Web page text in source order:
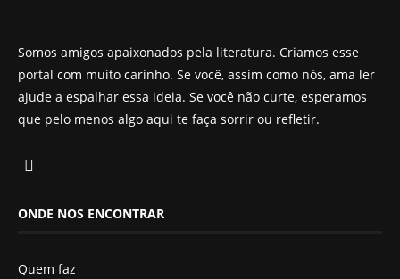
Somos amigos apaixonados pela literatura. Criamos esse
portal com muito carinho. Se você, assim como nós, ama ler
ajude a espalhar essa ideia. Se você não curte, esperamos
que pelo menos algo aqui te faça sorrir ou refletir.
ONDE NOS ENCONTRAR
Quem faz